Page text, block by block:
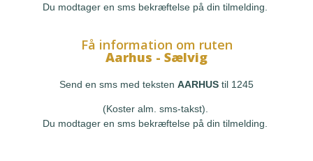
Du modtager en sms bekræftelse på din tilmelding.
Få information om ruten
Aarhus - Sælvig
Send en sms med teksten AARHUS til 1245
(Koster alm. sms-takst).
Du modtager en sms bekræftelse på din tilmelding.